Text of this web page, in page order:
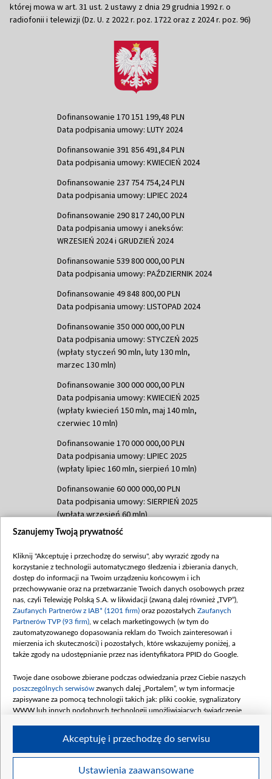
której mowa w art. 31 ust. 2 ustawy z dnia 29 grudnia 1992 r. o
radiofonii i telewizji (Dz. U. z 2022 r. poz. 1722 oraz z 2024 r. poz. 96)
Dofinansowanie 170 151 199,48 PLN
Data podpisania umowy: LUTY 2024
Dofinansowanie 391 856 491,84 PLN
Data podpisania umowy: KWIECIEŃ 2024
Dofinansowanie 237 754 754,24 PLN
Data podpisania umowy: LIPIEC 2024
Dofinansowanie 290 817 240,00 PLN
Data podpisania umowy i aneksów:
WRZESIEŃ 2024 i GRUDZIEŃ 2024
Dofinansowanie 539 800 000,00 PLN
Data podpisania umowy: PAŹDZIERNIK 2024
Dofinansowanie 49 848 800,00 PLN
Data podpisania umowy: LISTOPAD 2024
Dofinansowanie 350 000 000,00 PLN
Data podpisania umowy: STYCZEŃ 2025
(wpłaty styczeń 90 mln, luty 130 mln,
marzec 130 mln)
Dofinansowanie 300 000 000,00 PLN
Data podpisania umowy: KWIECIEŃ 2025
(wpłaty kwiecień 150 mln, maj 140 mln,
czerwiec 10 mln)
Dofinansowanie 170 000 000,00 PLN
Data podpisania umowy: LIPIEC 2025
(wpłaty lipiec 160 mln, sierpień 10 mln)
Dofinansowanie 60 000 000,00 PLN
Data podpisania umowy: SIERPIEŃ 2025
(wpłata wrzesień 60 mln)
Dofinansowanie 635 783 051,21 PLN
(wpłata wrzesień 100 mln, październik 350
mln, listopad 265 mln)
Dofinansowanie 48 862 000,00 PLN
Data podpisania umowy: GRUDZIEŃ 2025
(wpłata grudzień 60,548 mln)
Dofinansowanie 900 000 000,00 PLN
Data podpisania umowy: LUTY 2026 (wpłata
kwiecień 180 mln, 7 maja 180 mln, 8
czerwca 90 mln)
Dofinansowanie 250 000 000,00 PLN
4 sierpnia 250 mln
Szanujemy Twoją prywatność
Kliknij "Akceptuję i przechodzę do serwisu", aby wyrazić zgody na
korzystanie z technologii automatycznego śledzenia i zbierania danych,
dostęp do informacji na Twoim urządzeniu końcowym i ich
przechowywanie oraz na przetwarzanie Twoich danych osobowych przez
nas, czyli Telewizję Polską S.A. w likwidacji (zwaną dalej również „TVP”),
Zaufanych Partnerów z IAB* (1201 firm) oraz pozostałych Zaufanych
Partnerów TVP (93 firm) , w celach marketingowych (w tym do
zautomatyzowanego dopasowania reklam do Twoich zainteresowań i
mierzenia ich skuteczności) i pozostałych, które wskazujemy poniżej, a
także zgody na udostępnianie przez nas identyfikatora PPID do Google.
Twoje dane osobowe zbierane podczas odwiedzania przez Ciebie naszych
poszczególnych serwisów zwanych dalej „Portalem”, w tym informacje
zapisywane za pomocą technologii takich jak: pliki cookie, sygnalizatory
WWW lub innych podobnych technologii umożliwiających świadczenie
Twoje dane osobowe zbierane podczas odwiedzania przez Ciebie
Ustawienia zaawansowane
Akceptuję i przechodzę do serwisu